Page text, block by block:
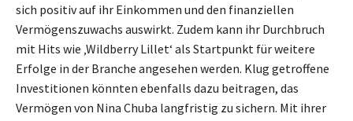
sich positiv auf ihr Einkommen und den finanziellen
Vermögenszuwachs auswirkt. Zudem kann ihr Durchbruch
mit Hits wie ‚Wildberry Lillet‘ als Startpunkt für weitere
Erfolge in der Branche angesehen werden. Klug getroffene
Investitionen könnten ebenfalls dazu beitragen, das
Vermögen von Nina Chuba langfristig zu sichern. Mit ihrer